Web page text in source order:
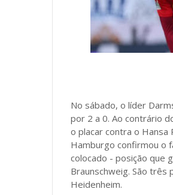
No sábado, o líder
por 2 a 0. Ao contrário
o placar contra o
Hamburgo confirmou o
colocado - posição que
Braunschweig. São
Heidenheim.